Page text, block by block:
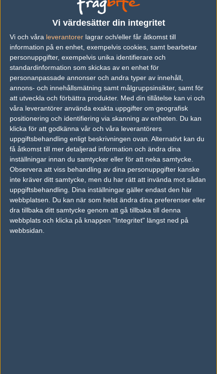
Vi värdesätter din integritet
Vi och våra leverantorer lagrar och/eller får åtkomst till
information på en enhet, exempelvis cookies, samt bearbetar
personuppgifter, exempelvis unika identifierare och
standardinformation som skickas av en enhet för
personanpassade annonser och andra typer av innehåll,
annons- och innehållsmätning samt målgruppsinsikter, samt för
att utveckla och förbättra produkter. Med din tillåtelse kan vi och
våra leverantörer använda exakta uppgifter om geografisk
positionering och identifiering via skanning av enheten. Du kan
klicka för att godkänna vår och våra leverantörers
uppgiftsbehandling enligt beskrivningen ovan. Alternativt kan du
få åtkomst till mer detaljerad information och ändra dina
inställningar innan du samtycker eller för att neka samtycke.
Observera att viss behandling av dina personuppgifter kanske
inte kräver ditt samtycke, men du har rätt att invända mot sådan
uppgiftsbehandling. Dina inställningar gäller endast den här
webbplatsen. Du kan när som helst ändra dina preferenser eller
dra tillbaka ditt samtycke genom att gå tillbaka till denna
webbplats och klicka på knappen "Integritet" längst ned på
webbsidan.
Bio
Bio
Adel "Remind" Guermassi är en Counter-Strike: Global Offensive-
spelare från Tunisia.
Senaste matcherna
09
JUN
Ninjas in Pyjam
as50%
14 16 16
NASR Esport5
0%
16 9
Följ oss i social media
Följ oss på Facebook
Följ oss på Twitter
Följ oss på Instagram